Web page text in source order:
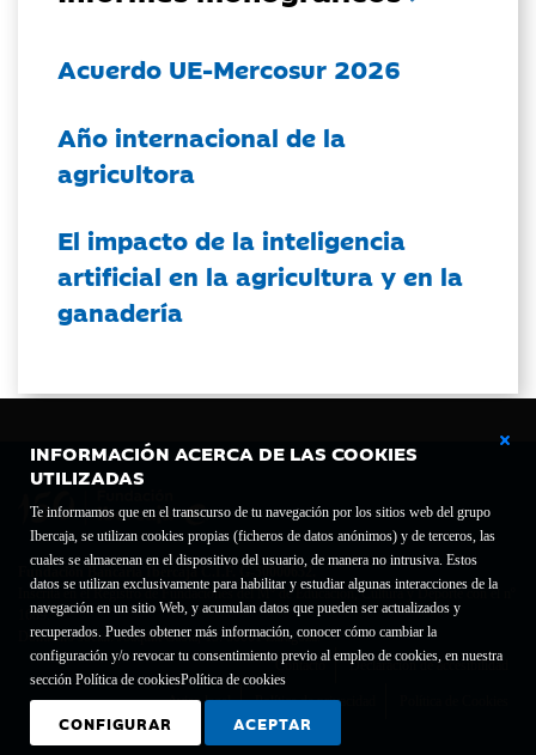
INFORMACIÓN ACERCA DE LAS COOKIES
UTILIZADAS
Te informamos que en el transcurso de tu navegación por los sitios web del grupo
Ibercaja, se utilizan cookies propias (ficheros de datos anónimos) y de terceros, las
cuales se almacenan en el dispositivo del usuario, de manera no intrusiva. Estos
datos se utilizan exclusivamente para habilitar y estudiar algunas interacciones de la
navegación en un sitio Web, y acumulan datos que pueden ser actualizados y
recuperados. Puedes obtener más información, conocer cómo cambiar la
configuración y/o revocar tu consentimiento previo al empleo de cookies, en nuestra
sección Política de cookiesPolítica de cookies
CONFIGURAR ACEPTAR
Acuerdo UE-Mercosur 2026
Año internacional de la
agricultora
El impacto de la inteligencia
artificial en la agricultura y en la
ganadería
Fundación Bancaria Ibercaja C.I.F. G-50000652.
Inscrita en el Registro de Fundaciones del Mº de Educación, Cultura y Deporte con el nº
1689.
Domicilio social: Joaquín Costa, 13. 50001 Zaragoza.
Contacto
Declaración de accesibilidad
Aviso legal Política de privacidad